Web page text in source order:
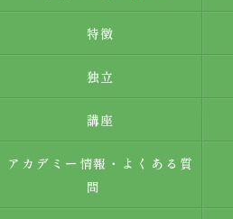
特徴
独立
講座
アカデミー情報・よくある質
問